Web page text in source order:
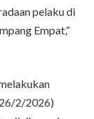
pelaku di
Empat,”
2/2026)